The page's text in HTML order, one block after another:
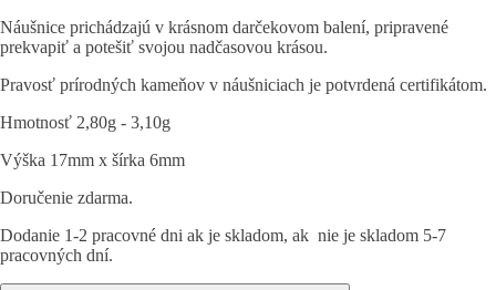
Náušnice prichádzajú v krásnom darčekovom balení, pripravené
prekvapiť a potešiť svojou nadčasovou krásou.
Pravosť prírodných kameňov v náušniciach je potvrdená certifikátom.
Hmotnosť 2,80g - 3,10g
Výška 17mm x šírka 6mm
Doručenie zdarma.
Dodanie 1-2 pracovné dni ak je skladom, ak nie je skladom 5-7
pracovných dní.